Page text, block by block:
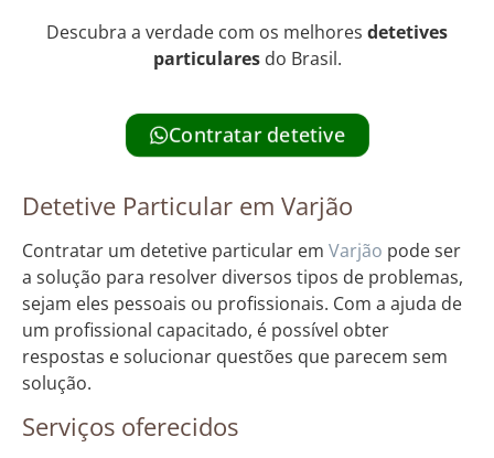
Descubra a verdade com os melhores detetives
particularesdo Brasil.
Contratar detetive
Detetive Particular em Varjão
Contratar um detetive particular em Varjão pode ser
a solução para resolver diversos tipos de problemas,
sejam eles pessoais ou profissionais. Com a ajuda de
um profissional capacitado, é possível obter
respostas e solucionar questões que parecem sem
solução.
Serviços oferecidos